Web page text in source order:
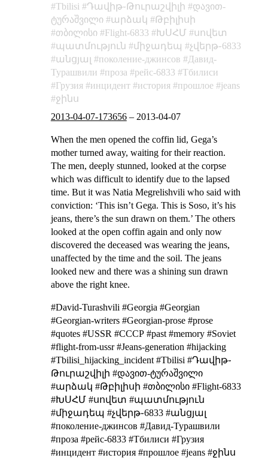
Tbilisi
Դավիթ֊Թուրաշվիլի
დავით-
ტურაშვილი
արձակ
Թբիլիսի
თბილისი
Flight-6833 ԽՍՀՄ
սովետ
պատմություն
միջադեպ
չվերթ֊6833
անցյալ
поколение-джинсов
Давид-
Турашвили
проза рейс-6833
Тбилиси
Грузия
инцидент история прошлое
jeans
ջինս
2013-04-07-173656– 2013-04-07
When the men opened the coffin lid, Gega’s
mother turned away, waiting for their reaction.
The men, deeply stunned, looked at the corpse
which was difficult to identify due to the lapsed
time. But it was Natia Megrelishvili who said with
conviction: ‘This isn’t Gega. This is Soso, it’s his
jeans, there’s the sun drawn on them.’ The others
looked at the open coffin again and only now
discovered the deceased was wearing the jeans,
unaffected by the time and the soil. The jeans
looked new and there was a shining sun drawn
above the right knee.
#David-Turashvili #Georgia #Georgian
#Georgian-writers #Georgian-prose #prose
#quotes #USSR #СССР #past #memory #Soviet
#flight-from-ussr #Jeans-generation #hijacking
#Tbilisi_hijacking_incident #Tbilisi #Դավիթ֊
Թուրաշվիլի #დავით-ტურაშვილი
#արձակ #Թբիլիսի #თბილისი #Flight-6833
#ԽՍՀՄ #սովետ #պատմություն
#միջադեպ #չվերթ֊6833 #անցյալ
#поколение-джинсов #Давид-Турашвили
#проза #рейс-6833 #Тбилиси #Грузия
#инцидент #история #прошлое #jeans #ջինս